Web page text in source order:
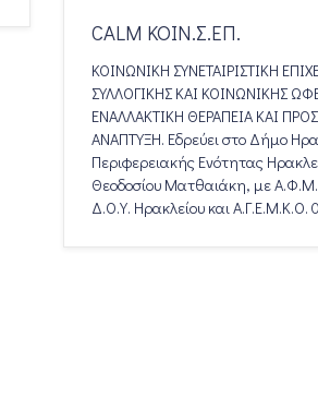
CALM ΚΟΙΝ.Σ.ΕΠ.
ΚΟΙΝΩΝΙΚΗ ΣΥΝΕΤΑΙΡΙΣΤΙΚΗ
ΣΥΛΛΟΓΙΚΗΣ ΚΑΙ ΚΟΙΝΩΝΙΚΗΣ
ΕΝΑΛΛΑΚΤΙΚΗ ΘΕΡΑΠΕΙΑ ΚΑΙ
ΑΝΑΠΤΥΞΗ. Εδρεύει στο Δήμο
Περιφερειακής Ενότητας
Θεοδοσίου Ματθαιάκη, με
Δ.Ο.Υ. Ηρακλείου και Α.Γ.Ε.Μ.Κ.Ο.